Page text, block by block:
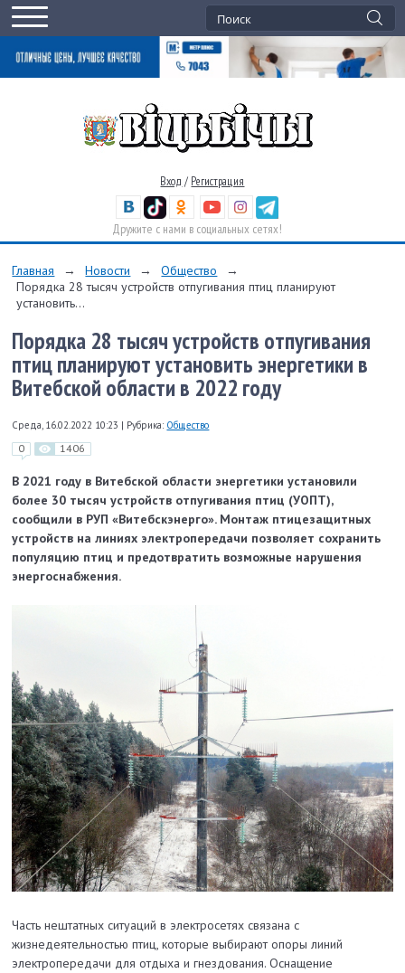
Вход / Регистрация
Дружите с нами в социальных сетях!
Главная → Новости → Общество
→
Порядка 28 тысяч устройств отпугивания птиц планируют
установить...
Порядка 28 тысяч устройств отпугивания
птиц планируют установить энергетики в
Витебской области в 2022 году
Среда, 16.02.2022 10:23 | Рубрика: Общество
0 1406
В 2021 году в Витебской области энергетики установили
более 30 тысяч устройств отпугивания птиц (УОПТ),
сообщили в РУП «Витебскэнерго». Монтаж птицезащитных
устройств на линиях электропередачи позволяет сохранить
популяцию птиц и предотвратить возможные нарушения
энергоснабжения.
Часть нештатных ситуаций в электросетях связана с
жизнедеятельностью птиц, которые выбирают опоры линий
электропередачи для отдыха и гнездования. Оснащение